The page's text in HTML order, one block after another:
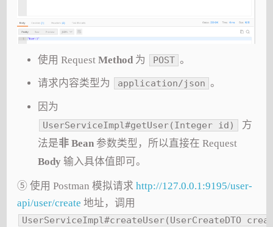
使用 Request Method为 POST 。
请求内容类型为 application/json 。
因为
UserServiceImpl#getUser(Integer id)
方
法是非 Bean参数类型，所以直接在 Request
Body输入具体值即可。
⑤ 使用 Postman 模拟请求http://127.0.0.1:9195/user-
api/user/create 地址，调用
UserServiceImpl#createUser(UserCreateDTO